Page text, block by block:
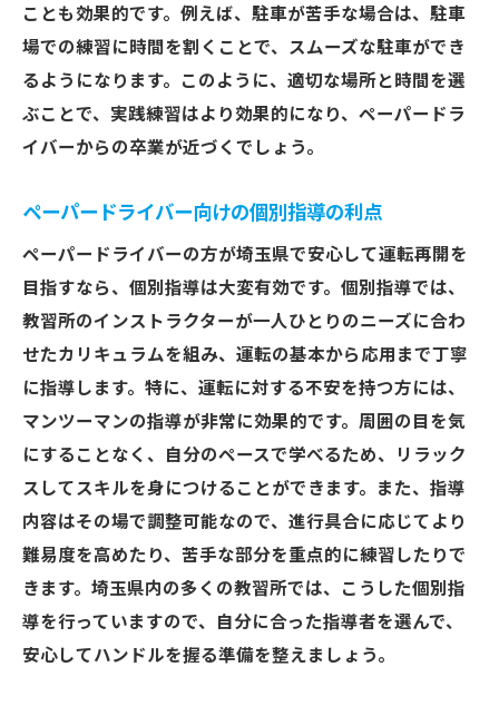
ことも効果的です。例えば、駐車が苦手な場合は、駐車
場での練習に時間を割くことで、スムーズな駐車ができ
るようになります。このように、適切な場所と時間を選
ぶことで、実践練習はより効果的になり、ペーパードラ
イバーからの卒業が近づくでしょう。
ペーパードライバー向けの個別指導の利点
ペーパードライバーの方が埼玉県で安心して運転再開を
目指すなら、個別指導は大変有効です。個別指導では、
教習所のインストラクターが一人ひとりのニーズに合わ
せたカリキュラムを組み、運転の基本から応用まで丁寧
に指導します。特に、運転に対する不安を持つ方には、
マンツーマンの指導が非常に効果的です。周囲の目を気
にすることなく、自分のペースで学べるため、リラック
スしてスキルを身につけることができます。また、指導
内容はその場で調整可能なので、進行具合に応じてより
難易度を高めたり、苦手な部分を重点的に練習したりで
きます。埼玉県内の多くの教習所では、こうした個別指
導を行っていますので、自分に合った指導者を選んで、
安心してハンドルを握る準備を整えましょう。